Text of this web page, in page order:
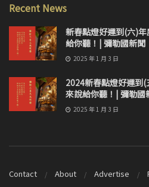
Recent News
新春點燈好運到(六)
給你聽！| 彌勒國新聞
2025 年 1 月 3 日
2024新春點燈好運到
來說給你聽！| 彌勒國
2025 年 1 月 3 日
Contact About Advertise